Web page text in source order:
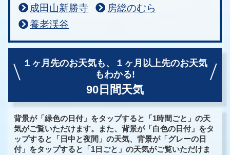
成田山新勝寺
房総のむら
養老渓谷
１ヶ月先のお天気も、
１ヶ月以上先のお天気
もわかる!
90日間天気
背景が「緑色の日付」をタップすると「1時間ごと」の天
気がご覧いただけます。また、背景が「白色の日付」をタ
ップすると「日中と夜間」の天気、背景が「グレーの日
付」をタップすると「1日ごと」の天気がご覧いただけま